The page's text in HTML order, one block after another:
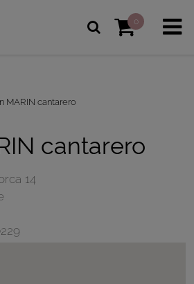
0
MARIN cantarero
cantarero
14